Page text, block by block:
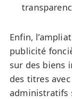
Enfin,
publicité
sur des biens
des titres
administratifs